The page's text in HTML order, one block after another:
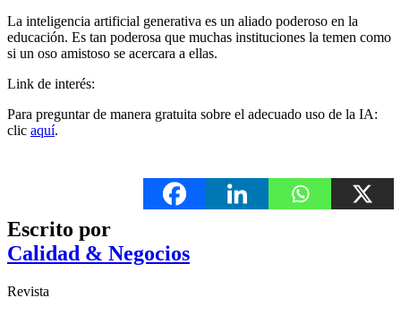
La inteligencia artificial generativa es un aliado poderoso en la
educación. Es tan poderosa que muchas instituciones la temen como
si un oso amistoso se acercara a ellas.
Link de interés:
Para preguntar de manera gratuita sobre el adecuado uso de la IA:
clic aquí.
Escrito por
Calidad & Negocios
Revista